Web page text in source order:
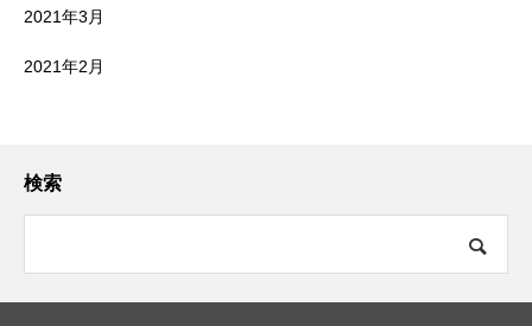
2021年3月
2021年2月
検索